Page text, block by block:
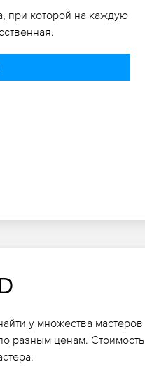
при которой на каждую
у множества мастеров
разным ценам. Стоимость